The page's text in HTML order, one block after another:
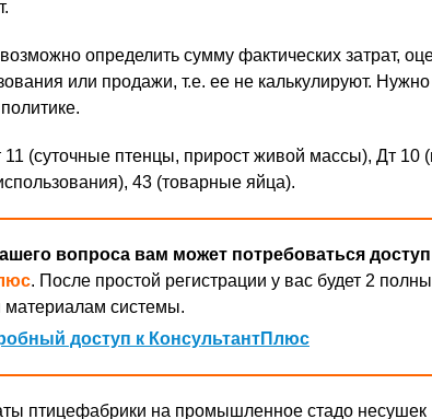
определить сумму фактических затрат,
или продажи, т.е. ее не калькулируют. Нужно
11 (суточные птенцы, прирост живой массы), Дт 10
43 (товарные яйца).
вопроса вам может потребоваться доступ
. После простой регистрации у вас будет 2
материалам системы.
доступ к КонсультантПлюс
птицефабрики на промышленное стадо несушек